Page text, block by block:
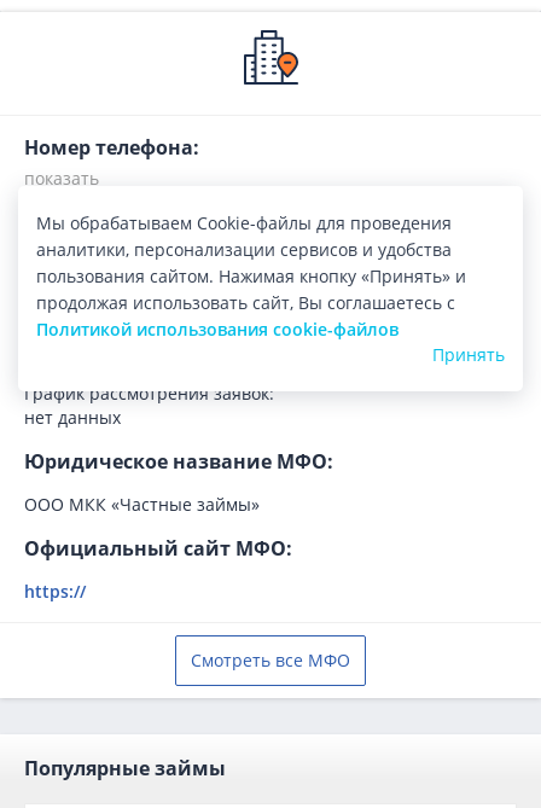
Номер телефона:
Регистрация:
Лицензия:
16-035-01-007974 от 07.11.2016
Регистрационный номер:
График рассмотрения заявок:
нет данных
Юридическое название МФО:
ООО МКК «Частные займы»
Официальный сайт МФО:
https://
Смотреть все МФО
Популярные займы
Мы обрабатываем Cookie-файлы для проведения
аналитики, персонализации сервисов и удобства
пользования сайтом. Нажимая кнопку «Принять» и
продолжая использовать сайт, Вы соглашаетесь с
Политикой использования cookie-файлов
Принять